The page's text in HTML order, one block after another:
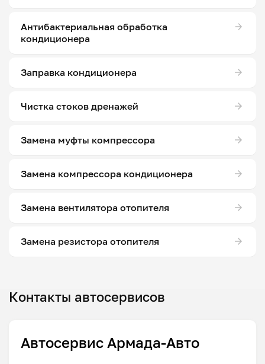
Антибактериальная обработка
кондиционера
Заправка кондиционера
Чистка стоков дренажей
Замена муфты компрессора
Замена компрессора кондиционера
Замена вентилятора отопителя
Замена резистора отопителя
Контакты автосервисов
Автосервис Армада-Авто